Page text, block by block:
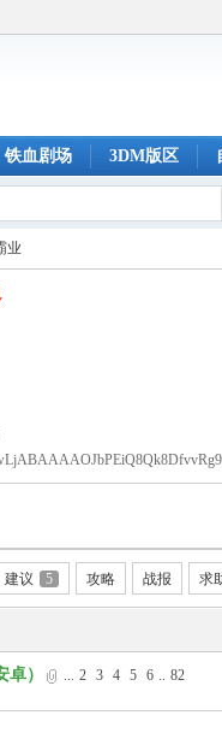
铁血剧场 3DM版区
业
建议 5 攻略 战报 求
） ... 2 3 4 5 6 .. 82